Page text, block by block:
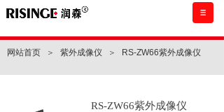
网站首页 ＞ 紫外成像仪 ＞ RS-ZW66紫外成像仪‍
RS-ZW66紫外成像仪‍